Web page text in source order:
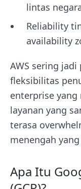
lintas
Reliability
availability
AWS sering
fleksibilitas
enterprise yang
layanan yang
terasa
menengah
Apa Itu